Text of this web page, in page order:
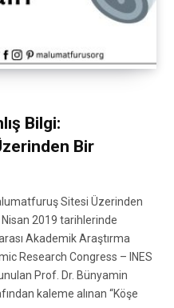
Bilgi:
Bir
Sitesi Üzerinden
Nisan 2019 tarihlerinde
Akademik Araştırma
Research Congress – INES
Prof. Dr. Bünyamin
kaleme alınan “Köşe